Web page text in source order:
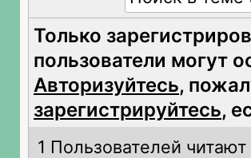
Только
пользователи могут
Авторизуйтесь,
зарегистрируйтесь,
1 Пользователей читают